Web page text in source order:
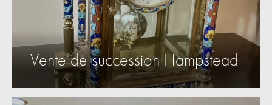
Vente de succession Hampstead